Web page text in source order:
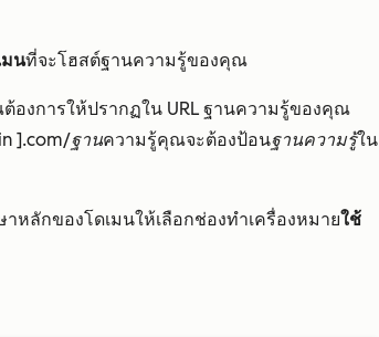
มนที่จะโฮสต์ฐานความรู้ของคุณ
องการให้ปรากฏใน URL ฐานความรู้ของคุณ
].com/ฐานความรู้คุณจะต้องป้อนฐานความรู้ใน
ลักของโดเมนให้เลือกช่องทำเครื่องหมายใช้